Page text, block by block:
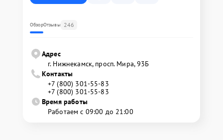
ОбзорОтзывы 246
Адрес
г. Нижнекамск, просп. Мира, 93Б
Контакты
+7 (800) 301-55-83
+7 (800) 301-55-83
Время работы
Работаем с 09:00 до 21:00